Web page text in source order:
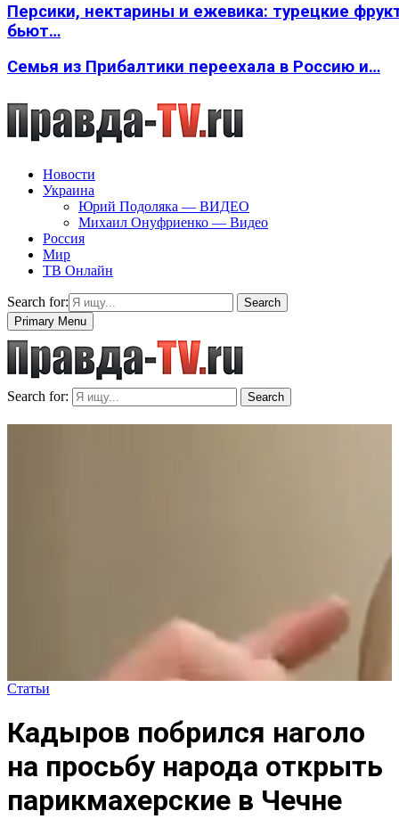
Персики, нектарины и ежевика: турецкие
бьют…
Семья из Прибалтики переехала в Россию и…
Новости
Украина
Юрий Подоляка — ВИДЕО
Михаил Онуфриенко — Видео
Россия
Мир
ТВ Онлайн
Search for:
Search
Primary Menu
Search for: Search
Статьи
Кадыров побрился наголо
на просьбу народа открыть
парикмахерские в Чечне